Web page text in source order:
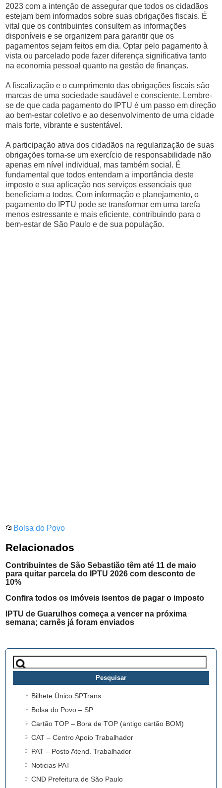
2023 com a intenção de assegurar que todos os cidadãos
estejam bem informados sobre suas obrigações fiscais. É
vital que os contribuintes consultem as informações
disponíveis e se organizem para garantir que os
pagamentos sejam feitos em dia. Optar pelo pagamento à
vista ou parcelado pode fazer diferença significativa tanto
na economia pessoal quanto na gestão de finanças.
A fiscalização e o cumprimento das obrigações fiscais são
marcas de uma sociedade saudável e consciente. Lembre-
se de que cada pagamento do IPTU é um passo em direção
ao bem-estar coletivo e ao desenvolvimento de uma cidade
mais forte, vibrante e sustentável.
A participação ativa dos cidadãos na regularização de suas
obrigações torna-se um exercício de responsabilidade não
apenas em nível individual, mas também social. É
fundamental que todos entendam a importância deste
imposto e sua aplicação nos serviços essenciais que
beneficiam a todos. Com informação e planejamento, o
pagamento do IPTU pode se transformar em uma tarefa
menos estressante e mais eficiente, contribuindo para o
bem-estar de São Paulo e de sua população.
📂 Bolsa do Povo
Relacionados
Contribuintes de São Sebastião têm até 11 de maio
para quitar parcela do IPTU 2026 com desconto de
10%
Confira todos os imóveis isentos de pagar o imposto
IPTU de Guarulhos começa a vencer na próxima
semana; carnês já foram enviados
Pesquisar
por:
Bilhete Único SPTrans
Bolsa do Povo – SP
Cartão TOP – Bora de TOP (antigo cartão BOM)
CAT – Centro Apoio Trabalhador
PAT – Posto Atend. Trabalhador
Noticias PAT
CND Prefeitura de São Paulo